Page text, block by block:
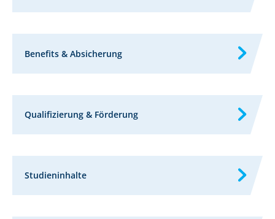
Benefits & Absicherung
Qualifizierung & Förderung
Studieninhalte